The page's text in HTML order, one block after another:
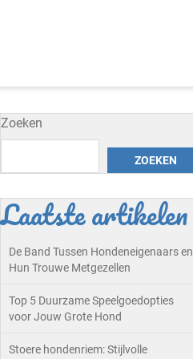
Zoeken
ZOEKEN
Laatste artikelen
De Band Tussen Hondeneigenaars en
Hun Trouwe Metgezellen
Top 5 Duurzame Speelgoedopties
voor Jouw Grote Hond
Stoere hondenriem: Stijlvolle